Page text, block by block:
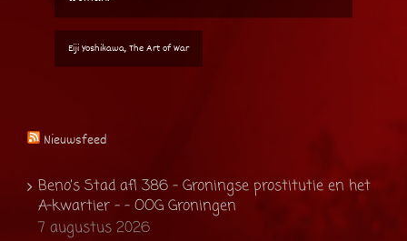
Eiji Yoshikawa, The Art of War
Nieuwsfeed
Beno’s Stad afl 386 – Groningse prostitutie en het
A-kwartier – - OOG Groningen
7 augustus 2026